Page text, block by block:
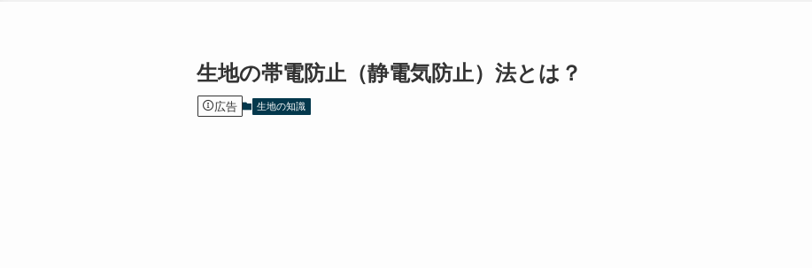
生地の帯電防止（静電気防止）法とは？
広告 生地の知識